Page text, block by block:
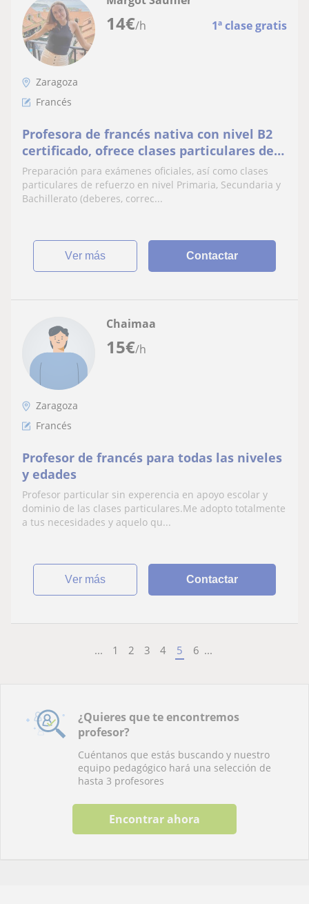
14€/h 1ª clase gratis
Zaragoza
Francés
Profesora de francés nativa con nivel B2
certificado, ofrece clases particulares de
francés para niños y adultos en Zaragoza
capital
Preparación para exámenes oficiales, así como clases
particulares de refuerzo en nivel Primaria, Secundaria y
Bachillerato (deberes, correc...
ver más Contactar
15€/h
Chaimaa
Zaragoza
Francés
Profesor de francés para todas las niveles
y edades
Profesor particular sin experencia en apoyo escolar y
dominio de las clases particulares.Me adopto totalmente
a tus necesidades y aquelo qu...
ver más Contactar
... 1 2 3 4 5 6 ...
¿Quieres que te encontremos
profesor?
Cuéntanos que estás buscando y nuestro
equipo pedagógico hará una selección de
hasta 3 profesores
Encontrar ahora